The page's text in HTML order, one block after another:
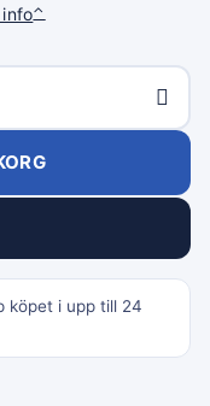
⌃
köpet i upp till 24